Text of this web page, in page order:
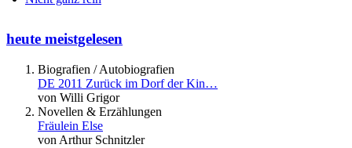
heute meistgelesen
Biografien / Autobiografien
DE 2011 Zurück im Dorf der Kin…
von Willi Grigor
Novellen & Erzählungen
Fräulein Else
von Arthur Schnitzler